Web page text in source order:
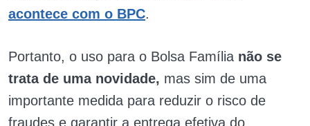
acontece com o BPC.
Portanto, o uso para o Bolsa Família não se
trata de uma novidade, mas sim de uma
importante medida para reduzir o risco de
fraudes e garantir a entrega efetiva do